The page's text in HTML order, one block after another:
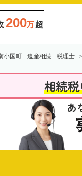
200万超
小国町 遺産相続 税理士
相続
あ